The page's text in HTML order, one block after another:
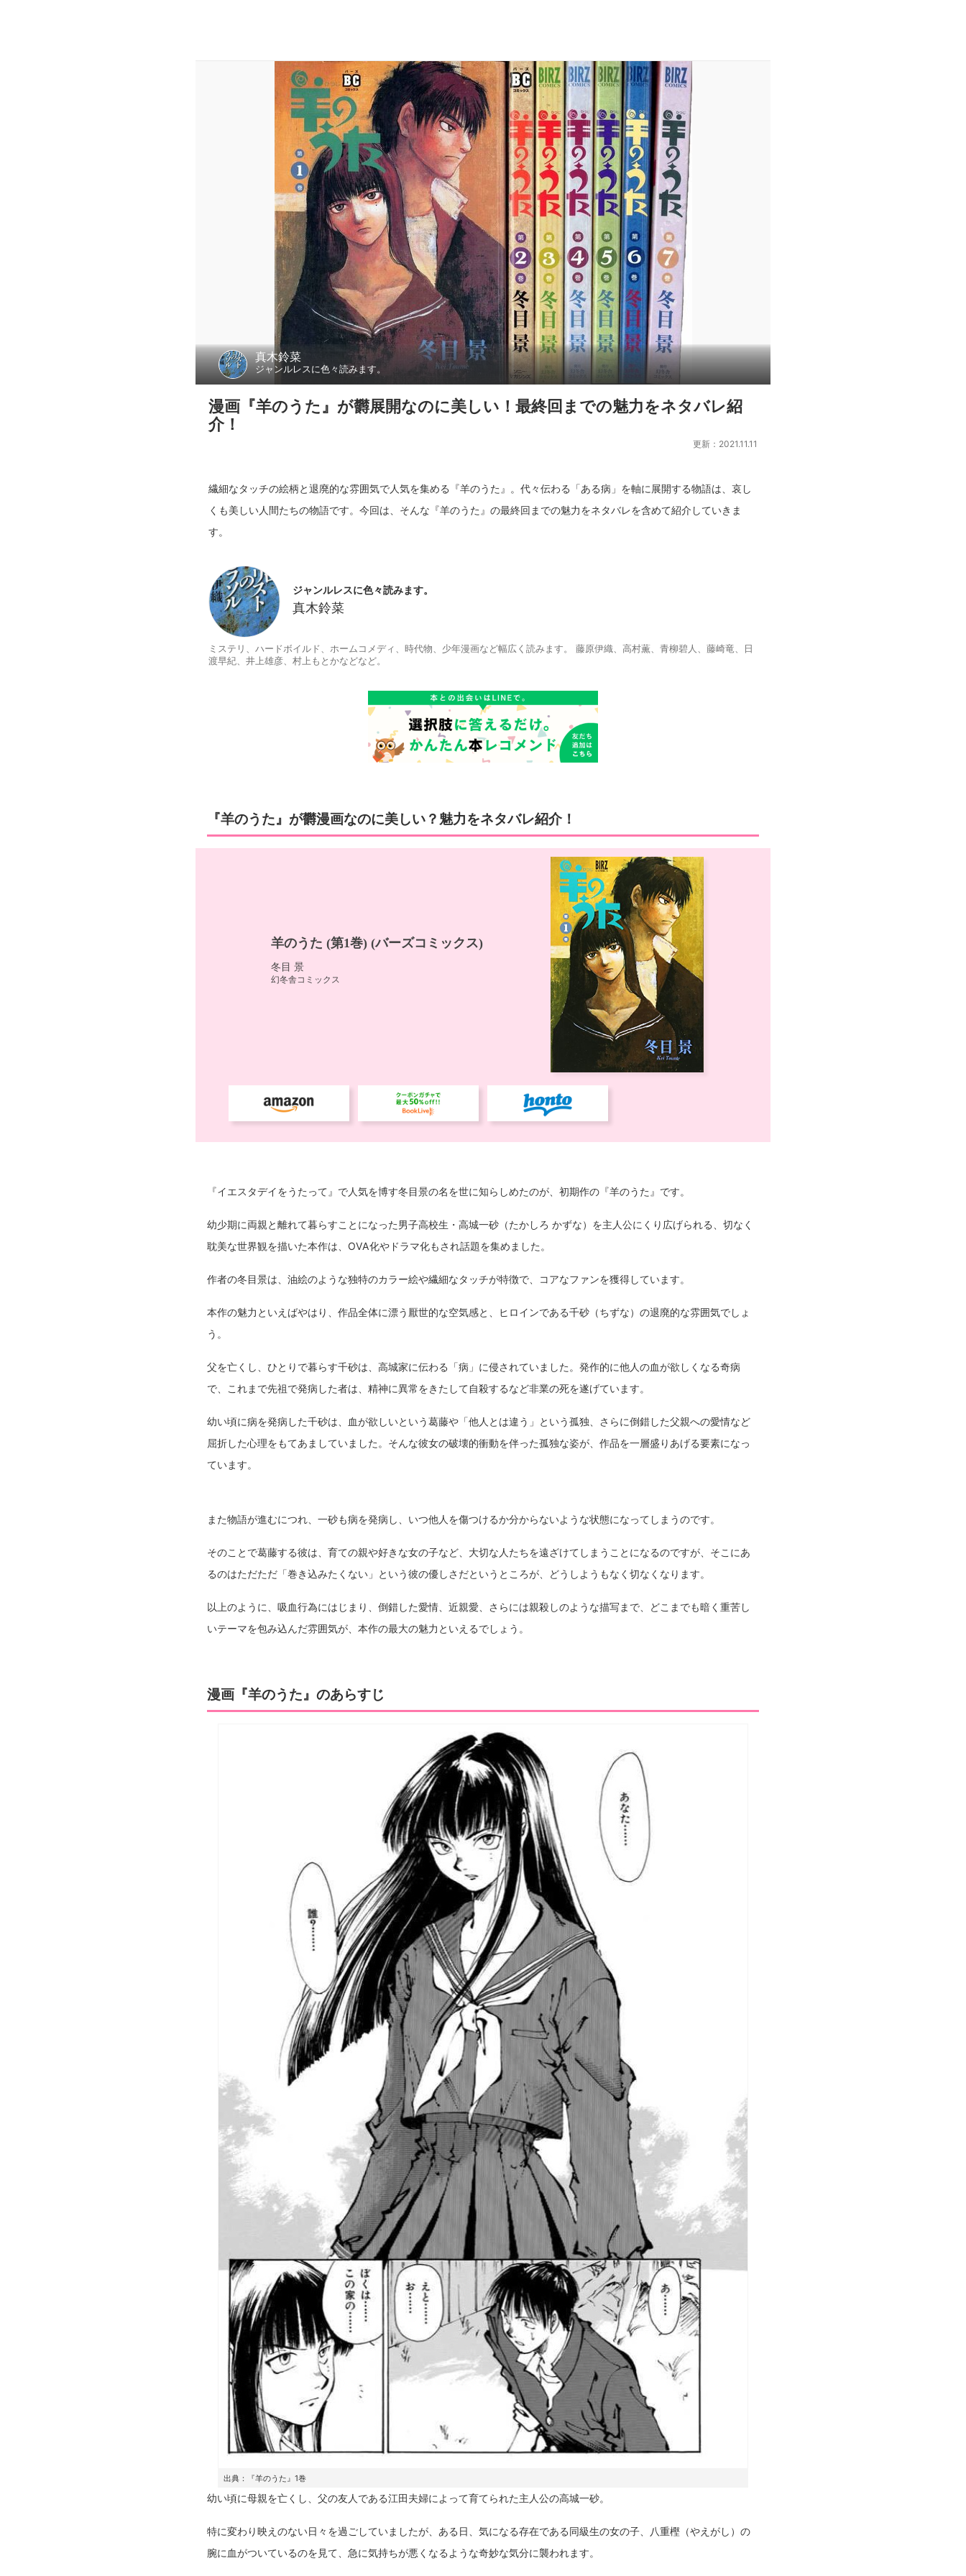
真木鈴菜
ジャンルレスに色々読みます。
漫画『羊のうた』が欝展開なのに美しい！最終回までの魅力をネタバレ紹
介！
更新：2021.11.11
繊細なタッチの絵柄と退廃的な雰囲気で人気を集める『羊のうた』。代々伝わる「ある病」を軸に展開する物語は、哀し
くも美しい人間たちの物語です。今回は、そんな『羊のうた』の最終回までの魅力をネタバレを含めて紹介していきま
ジャンルレスに色々読みます。
真木鈴菜
ミステリ、ハードボイルド、ホームコメディ、時代物、少年漫画など幅広く読みます。 藤原伊織、高村薫、青柳碧人、藤崎竜、日
渡早紀、井上雄彦、村上もとかなどなど。
『羊のうた』が欝漫画なのに美しい？魅力をネタバレ紹介！
『イエスタデイをうたって』で人気を博す冬目景の名を世に知らしめたのが、初期作の『羊のうた』です。
幼少期に両親と離れて暮らすことになった男子高校生・高城一砂（たかしろ かずな）を主人公にくり広げられる、切なく
耽美な世界観を描いた本作は、OVA化やドラマ化もされ話題を集めました。
作者の冬目景は、油絵のような独特のカラー絵や繊細なタッチが特徴で、コアなファンを獲得しています。
本作の魅力といえばやはり、作品全体に漂う厭世的な空気感と、ヒロインである千砂（ちずな）の退廃的な雰囲気でしょ
う。
父を亡くし、ひとりで暮らす千砂は、高城家に伝わる「病」に侵されていました。発作的に他人の血が欲しくなる奇病
で、これまで先祖で発病した者は、精神に異常をきたして自殺するなど非業の死を遂げています。
幼い頃に病を発病した千砂は、血が欲しいという葛藤や「他人とは違う」という孤独、さらに倒錯した父親への愛情など
屈折した心理をもてあましていました。そんな彼女の破壊的衝動を伴った孤独な姿が、作品を一層盛りあげる要素になっ
ています。
また物語が進むにつれ、一砂も病を発病し、いつ他人を傷つけるか分からないような状態になってしまうのです。
そのことで葛藤する彼は、育ての親や好きな女の子など、大切な人たちを遠ざけてしまうことになるのですが、そこにあ
るのはただただ「巻き込みたくない」という彼の優しさだというところが、どうしようもなく切なくなります。
以上のように、吸血行為にはじまり、倒錯した愛情、近親愛、さらには親殺しのような描写まで、どこまでも暗く重苦し
いテーマを包み込んだ雰囲気が、本作の最大の魅力といえるでしょう。
漫画『羊のうた』のあらすじ
出典：『羊のうた』1巻
幼い頃に母親を亡くし、父の友人である江田夫婦によって育てられた主人公の高城一砂。
特に変わり映えのない日々を過ごしていましたが、ある日、気になる存在である同級生の女の子、八重樫（やえがし）の
腕に血がついているのを見て、急に気持ちが悪くなるような奇妙な気分に襲われます。